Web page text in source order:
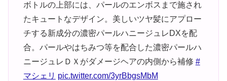
ボトルの上部には、パールのエンボスまで施され
たキュートなデザイン。美しいツヤ髪にアプロー
チする新成分の濃密パールハニージュレDXを配
合。パールやはちみつ等を配合した濃密パールハ
ニージュレＤＸがダメージヘアの内側から補修 #
マシェリ pic.twitter.com/3yrBbgsMbM